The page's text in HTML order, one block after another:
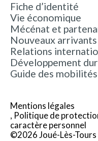
Fiche d’identité
Vie économique
Mécénat et
Nouveaux arrivants
Relations
Développement
Guide des mobilités
Mentions légales
Politique de
caractère personnel
©2026 Joué-Lès-